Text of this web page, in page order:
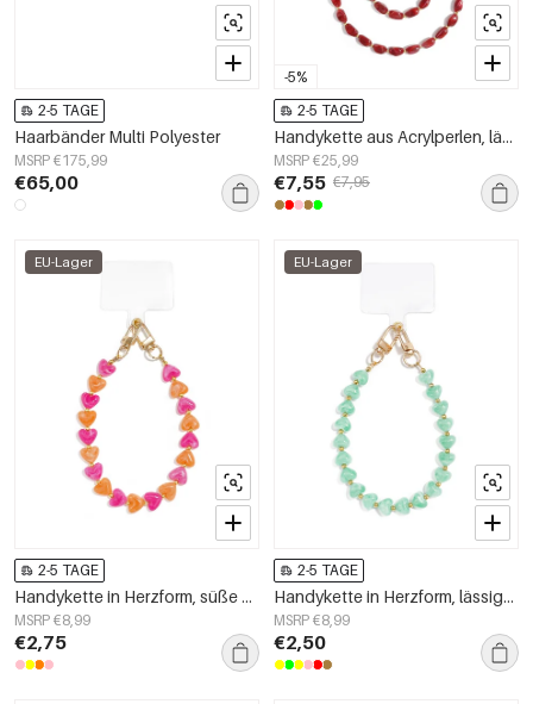
2-5 TAGE
Haarbänder Multi Polyester
MSRP €175,99
€65,00
-5%
2-5 TAGE
Handykette aus Acrylperlen, lässiges Accessoire für jeden Tag
MSRP €25,99
€7,55 €7,95
EU-Lager
2-5 TAGE
Handykette in Herzform, süße Acryl-Accessoires für den Alltag
MSRP €8,99
€2,75
EU-Lager
2-5 TAGE
Handykette in Herzform, lässiges Acryl, Alltagsaccessoire
MSRP €8,99
€2,50